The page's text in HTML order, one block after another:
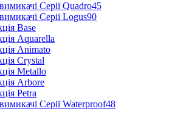
Серії Quadro45
Серії Logus90
Base
Aquarella
Animato
Crystal
Metallo
Arbore
Petra
Серії Waterproof48